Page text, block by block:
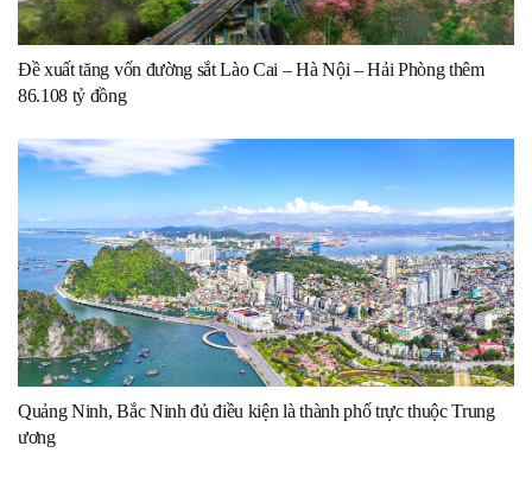
Đề xuất tăng vốn đường sắt Lào Cai – Hà Nội – Hải Phòng thêm
86.108 tỷ đồng
Quảng Ninh, Bắc Ninh đủ điều kiện là thành phố trực thuộc Trung
ương